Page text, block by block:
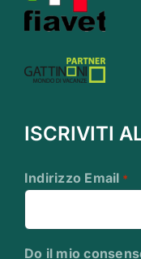
ISCRIVITI
Indirizzo Email *
Do il mio